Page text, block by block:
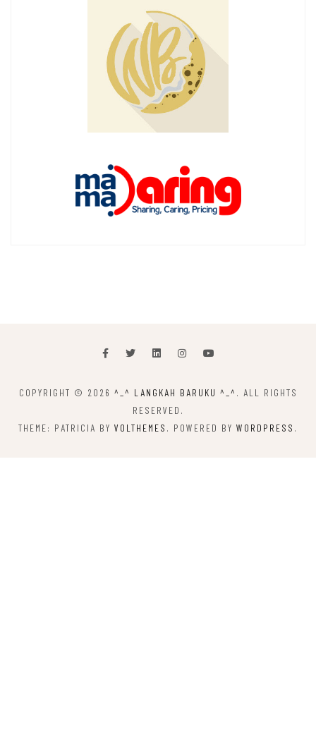
COPYRIGHT © 2026 ^_^ LANGKAH BARUKU ^_^ . ALL RIGHTS
RESERVED.
THEME: PATRICIA BY VOLTHEMES . POWERED BY WORDPRESS .